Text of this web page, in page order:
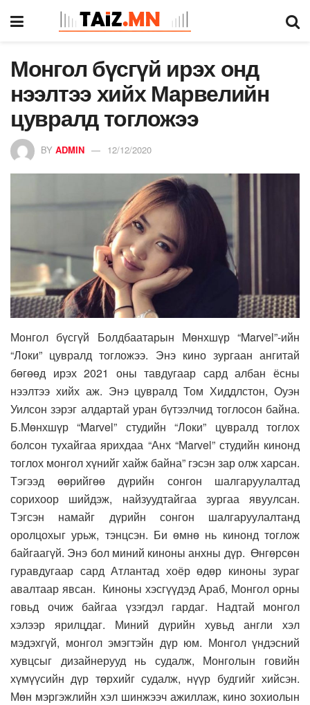
Монгол бүсгүй ирэх онд
нээлтээ хийх Марвелийн
цувралд тогложээ
BY ADMIN 12/12/2020
Монгол бүсгүй Болдбаатарын Мөнхшүр “Marvel”-ийн
“Локи” цувралд тогложээ. Энэ кино зургаан ангитай
бөгөөд ирэх 2021 оны тавдугаар сард албан ёсны
нээлтээ хийх аж. Энэ цувралд Том Хиддлстон, Оуэн
Уилсон зэрэг алдартай уран бүтээлчид тоглосон байна.
Б.Мөнхшүр “Marvel” студийн “Локи” цувралд тоглох
болсон тухайгаа ярихдаа “Анх “Мarvel” студийн кинонд
тоглох монгол хүнийг хайж байна” гэсэн зар олж харсан.
Тэгээд өөрийгөө дүрийн сонгон шалгаруулалтад
сорихоор шийдэж, найзуудтайгаа зургаа явуулсан.
Тэгсэн намайг дүрийн сонгон шалгаруулалтанд
оролцохыг урьж, тэнцсэн. Би өмнө нь кинонд тоглож
байгаагүй. Энэ бол миний киноны анхны дүр. Өнгөрсөн
гуравдугаар сард Атлантад хоёр өдөр киноны зураг
авалтаар явсан. Киноны хэсгүүдэд Араб, Монгол орны
говьд очиж байгаа үзэгдэл гардаг. Надтай монгол
хэлээр ярилцдаг. Миний дүрийн хувьд англи хэл
мэдэхгүй, монгол эмэгтэйн дүр юм. Монгол үндэсний
хувцсыг дизайнерууд нь судалж, Монголын говийн
хүмүүсийн дүр төрхийг судалж, нүүр будгийг хийсэн.
Мөн мэргэжлийн хэл шинжээч ажиллаж, кино зохиолын